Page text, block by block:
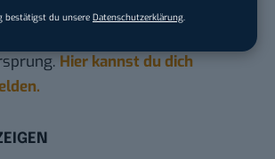
bestätigst du unsere Datenschutzerklärung.
Tech-Briefing mit den
des Tages – und sichern sich
Hier kannst du dich